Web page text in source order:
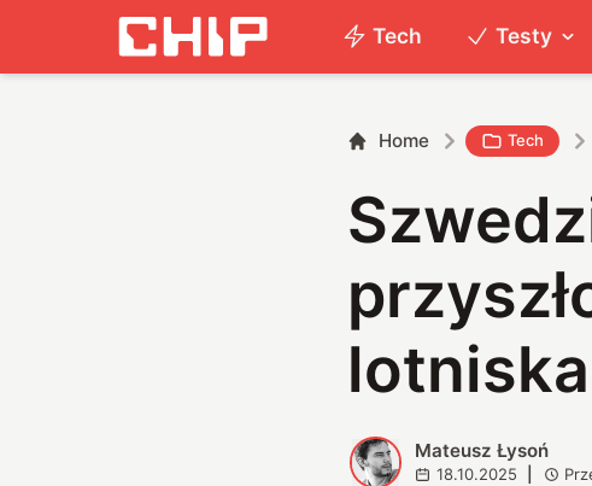
Tech Testy
Home Tech
M Mateusz Łysoń
18.10.2025